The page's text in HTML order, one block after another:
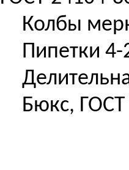
Колбы
Пипетки
Бюкс, ГОСТ